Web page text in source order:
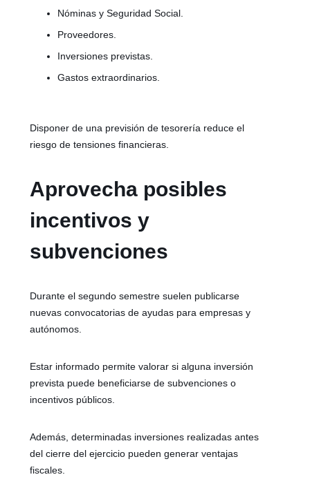
Nóminas y Seguridad Social.
Proveedores.
Inversiones previstas.
Gastos extraordinarios.
Disponer de una previsión de tesorería reduce el
riesgo de tensiones financieras.
Aprovecha posibles
incentivos y
subvenciones
Durante el segundo semestre suelen publicarse
nuevas convocatorias de ayudas para empresas y
autónomos.
Estar informado permite valorar si alguna inversión
prevista puede beneficiarse de subvenciones o
incentivos públicos.
Además, determinadas inversiones realizadas antes
del cierre del ejercicio pueden generar ventajas
fiscales.